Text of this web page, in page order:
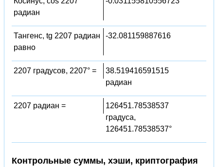
радиан
Тангенс, tg 2207 радиан
равно
-32.081159887616
2207 градусов, 2207° =
38.519416591515
радиан
2207 радиан =
126451.78538537
градуса,
126451.78538537°
Контрольные суммы, хэши, криптография